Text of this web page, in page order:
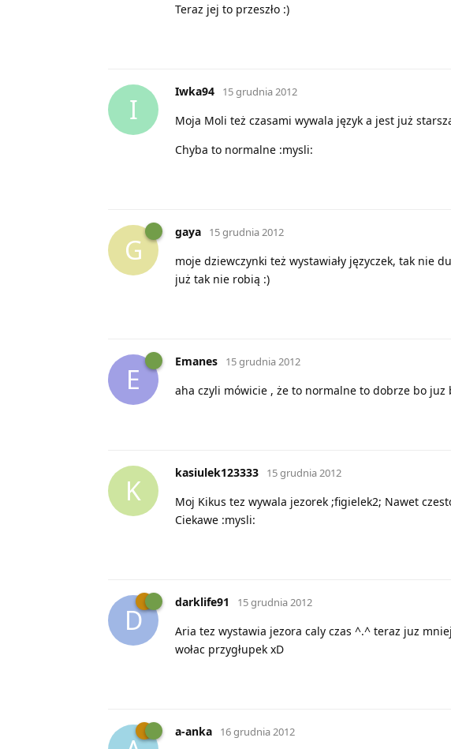
Teraz jej to przeszło :)
I
Iwka94 15 grudnia 2012
Moja Moli też czasami wywala język a jest już
Chyba to normalne :mysli:
G
gaya 15 grudnia 2012
moje dziewczynki też wystawiały języczek, tak nie
już tak nie robią :)
E
Emanes 15 grudnia 2012
aha czyli mówicie , że to normalne to dobrze bo juz
K
kasiulek123333 15 grudnia 2012
Moj Kikus tez wywala jezorek ;figielek2; Nawet
Ciekawe :mysli:
D
darklife91 15 grudnia 2012
Aria tez wystawia jezora caly czas ^.^ teraz juz
wołac przygłupek xD
a-anka 16 grudnia 2012